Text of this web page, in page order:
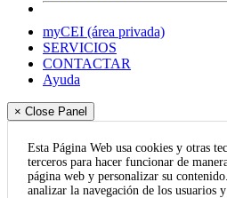
myCEI (área privada)
SERVICIOS
CONTACTAR
Ayuda
× Close Panel
Esta Página Web usa cookies y otras
terceros para hacer funcionar de
página web y personalizar su
analizar la navegación de los usuarios